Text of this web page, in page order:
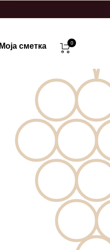
Моја сметка 0